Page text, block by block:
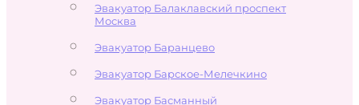
Эвакуатор Балаклавский проспект
Москва
Эвакуатор Баранцево
Эвакуатор Барское-Мелечкино
Эвакуатор Басманный